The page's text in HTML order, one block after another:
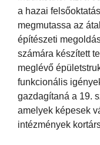
a hazai
megmutassa az
építészeti
számára készített
meglévő
funkcionális
gazdagítaná a 19.
amelyek képesek
intézmények